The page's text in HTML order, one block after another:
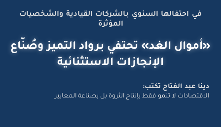
في احتفالها السنوي بالشركات القيادية والشخصيات
المؤثرة
«أموال الغد» تحتفي برواد التميز وصُنّاع
الإنجازات الاستثنائية
دينا عبد الفتاح تكتب:
الاقتصادات لا تنمو فقط بإنتاج الثروة بل بصناعة المعايير